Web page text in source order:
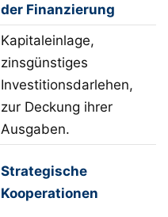
der Finanzierung
Kapitaleinlage,
zinsgünstiges
Investitionsdarlehen,
zur Deckung ihrer
Ausgaben.
Strategische
Kooperationen